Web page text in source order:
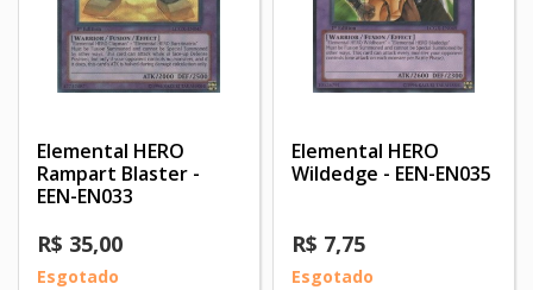
Elemental HERO
Rampart Blaster -
EEN-EN033
R$ 35,00
Esgotado
Elemental HERO
Wildedge - EEN-EN035
R$ 7,75
Esgotado